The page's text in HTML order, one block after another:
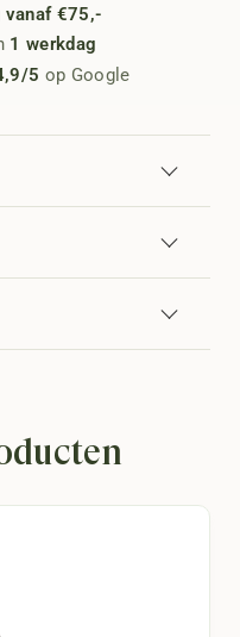
vanaf €75,-
1 werkdag
5 op Google